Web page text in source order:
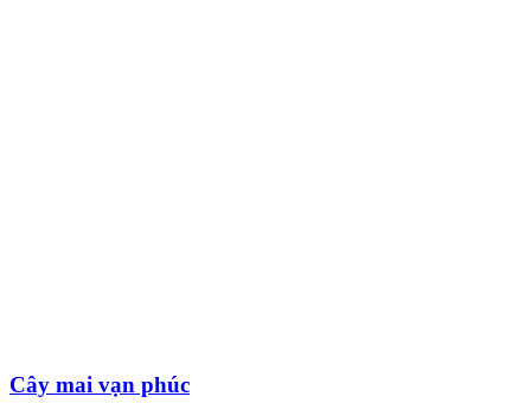
Cây mai vạn phúc